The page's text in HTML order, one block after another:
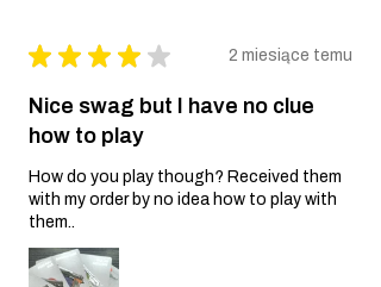
★ ★ ★ ★ ★ 2 miesiące temu
Nice swag but I have no clue
how to play
How do you play though? Received them
with my order by no idea how to play with
them..